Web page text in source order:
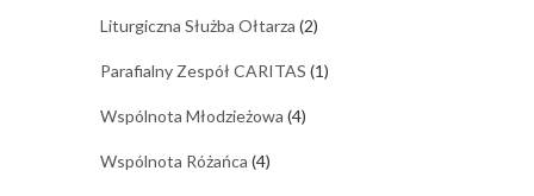
Liturgiczna Służba Ołtarza (2)
Parafialny Zespół CARITAS (1)
Wspólnota Młodzieżowa (4)
Wspólnota Różańca (4)